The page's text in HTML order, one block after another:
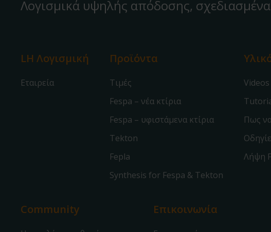
Λογισμικά υψηλής απόδοσης,
LH Λογισμική
Εταιρεία
Προϊόντα
Τιμές
Fespa – νέα κτίρια
Fespa – υφιστάμενα κτίρια
Tekton
Fepla
Synthesis for Fespa & Tekton
Videos
Πως
Λήψη
Community Επικοινωνία